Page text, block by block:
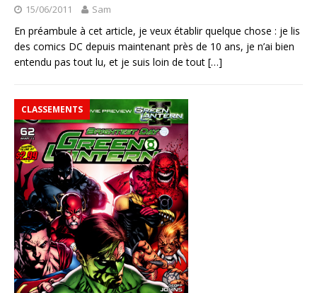
15/06/2011 Sam
En préambule à cet article, je veux établir quelque chose : je lis
des comics DC depuis maintenant près de 10 ans, je n’ai bien
entendu pas tout lu, et je suis loin de tout […]
CLASSEMENTS